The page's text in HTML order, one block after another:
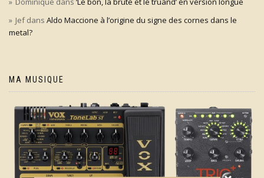
Jefdans Aldo Maccione à l’origine du signe des cornes dans le
metal?
MA MUSIQUE